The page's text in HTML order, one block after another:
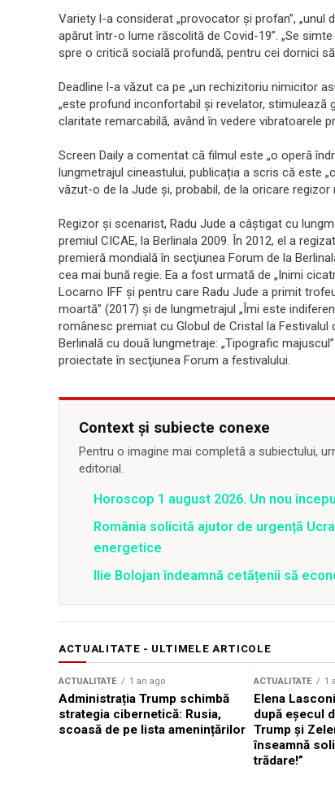
Variety l-a considerat „provocator și profan”,
apărut într-o lume răscolită de Covid-19”. „Se
spre o critică socială profundă, pentru cei dornici
Deadline l-a văzut ca pe „un rechizitoriu nimicitor
„este profund inconfortabil și revelator, stimulează
claritate remarcabilă, având în vedere vibratoarele
Screen Daily a comentat că filmul este „o operă
lungmetrajul cineastului, publicația a scris că este
văzut-o de la Jude și, probabil, de la oricare regizor
Regizor şi scenarist, Radu Jude a câştigat cu
premiul CICAE, la Berlinala 2009. În 2012, el a
premieră mondială în secţiunea Forum de la
cea mai bună regie. Ea a fost urmată de „Inimi
Locarno IFF şi pentru care Radu Jude a primit
moartă” (2017) şi de lungmetrajul „Îmi este
românesc premiat cu Globul de Cristal la
Berlinală cu două lungmetraje: „Tipografic
proiectate în secţiunea Forum a festivalului.
Context și subiecte conexe
Pentru o imagine mai completă a subiectului,
editorial.
Horoscop 1 august 2026. Un nou
România solicită ajutor de urgență
energetice
Ilie Bolojan îndeamnă cetățenii să
ACTUALITATE - ULTIMELE ARTICOLE
ACTUALITATE 1 an ago
Administrația Trump schimbă
strategia cibernetică: Rusia,
scoasă de pe lista amenințărilor
ACTUALITATE 1
Elena
după eșecul
Trump și
înseamnă
trădare!”